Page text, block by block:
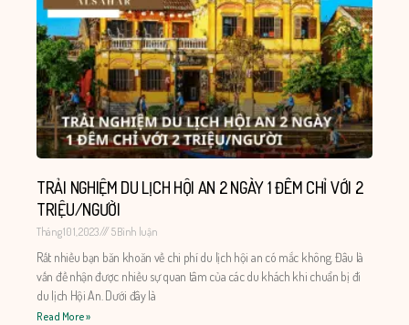
TRẢI NGHIỆM DU LỊCH HỘI AN 2 NGÀY 1 ĐÊM CHỈ VỚI 2
TRIỆU/NGƯỜI
Tháng 10 1, 2023 5 Bình luận
Rất nhiều bạn băn khoăn về chi phí du lịch hội an có mắc không. Đâu là
vấn đề nhận được nhiều sự quan tâm của các du khách khi chuẩn bị đi
du lịch Hội An. Dưới đây là
Read More »